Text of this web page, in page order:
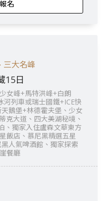
名
三大名峰
15日
女峰+馬特洪峰+白朗
河列車或瑞士國鐵+ICE快
鵝堡+林德霍夫堡、少女
克大道、四大美湖秘境、
、獨家入住盧森文華東方
飯店、慕尼黑精選五星
人氣啤酒館、獨家探索
餐廳